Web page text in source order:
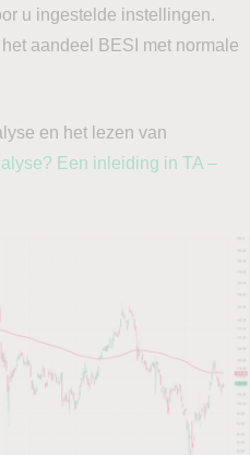
u ingestelde instellingen.
aandeel BESI met normale
en het lezen van
Een inleiding in TA –